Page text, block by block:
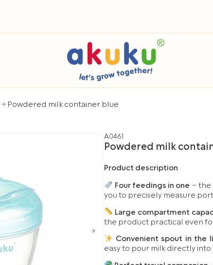
Powdered milk container blue
A0461
Powdered milk
Product description
Four feedings in one –
you to precisely measure
Large compartment
the product practical even
Convenient spout in the
easy to pour milk directly